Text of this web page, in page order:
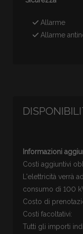
Allarme
Allarme
Informazioni
Costi aggiuntivi
L'elettricità verrà
consumo di 100
Costo di
Costi facoltativi:
Tutti gli importi